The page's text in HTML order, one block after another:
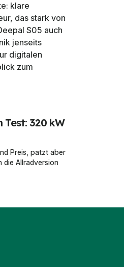
klare
das stark von
S05 auch
jenseits
digitalen
zum
Test: 320 kW
Preis, patzt aber
die Allradversion